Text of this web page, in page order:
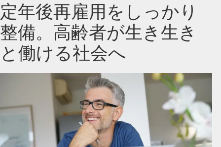
定年後再雇用をしっかり
整備。高齢者が生き生き
と働ける社会へ